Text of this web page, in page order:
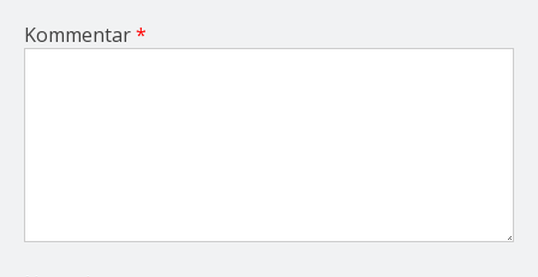
Kommentar*